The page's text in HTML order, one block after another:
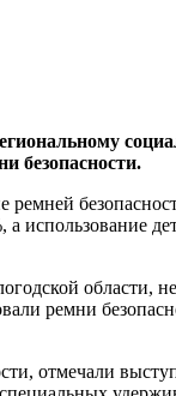
безопасности.
а использование
области,
ремни
отмечали